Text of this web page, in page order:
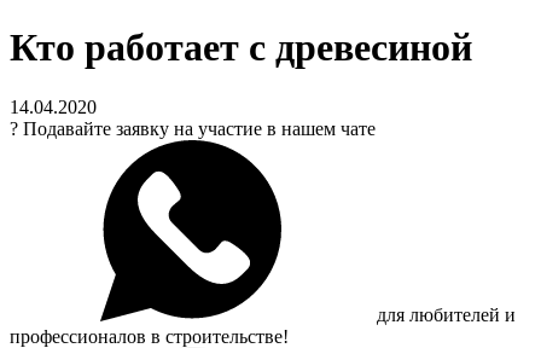
Кто работает с древесиной
14.04.2020
? Подавайте заявку на участие в нашем чате
для любителей и
профессионалов в строительстве!